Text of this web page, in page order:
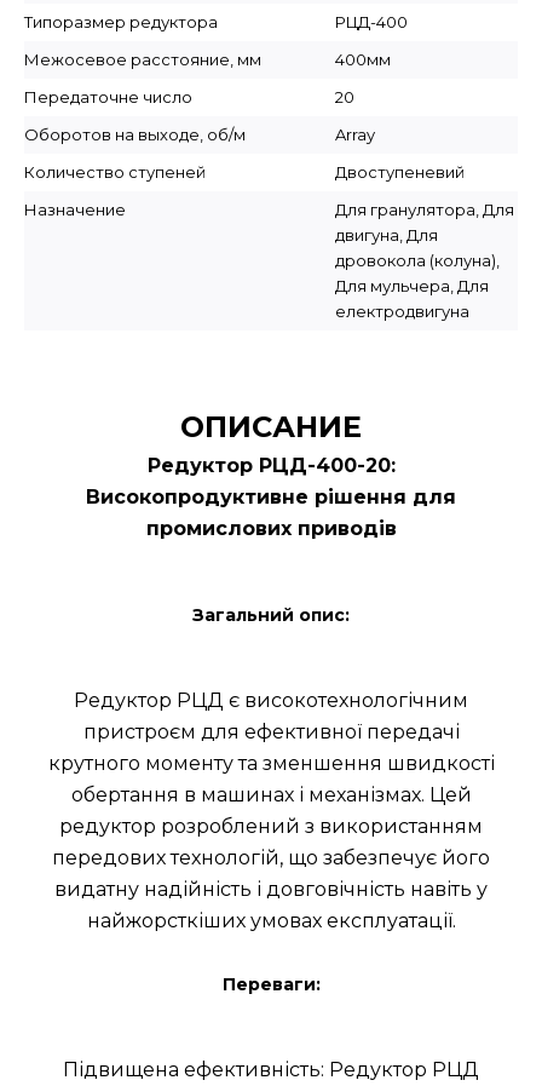
Типоразмер редуктора
РЦД-400
Межосевое расстояние, мм
400мм
Передаточне число
20
Оборотов на выходе, об/м
Array
Количество ступеней
Двоступеневий
Назначение
Для гранулятора, Для
двигуна, Для
дровокола (колуна),
Для мульчера, Для
електродвигуна
ОПИСАНИЕ
Редуктор РЦД-400-20:
Високопродуктивне рішення для
промислових приводів
Загальний опис:
Редуктор РЦД є високотехнологічним
пристроєм для ефективної передачі
крутного моменту та зменшення швидкості
обертання в машинах і механізмах. Цей
редуктор розроблений з використанням
передових технологій, що забезпечує його
видатну надійність і довговічність навіть у
найжорсткіших умовах експлуатації.
Переваги:
Підвищена ефективність: Редуктор РЦД